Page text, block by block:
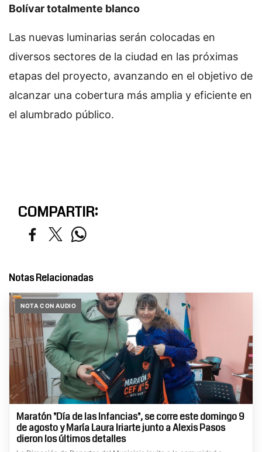
Bolívar totalmente blanco
Las nuevas luminarias serán colocadas en
diversos sectores de la ciudad en las próximas
etapas del proyecto, avanzando en el objetivo de
alcanzar una cobertura más amplia y eficiente en
el alumbrado público.
COMPARTIR:
Notas Relacionadas
NOTA CON AUDIO
Maratón "Día de las Infancias", se corre este domingo 9
de agosto y María Laura Iriarte junto a Alexis Pasos
dieron los últimos detalles